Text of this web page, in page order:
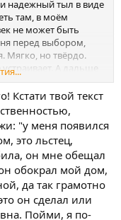
надежный тыл в виде
там, в моём
не может быть
перед выбором,
Мягко, но твёрдо.
А дальше
то я
Кстати твой текст
"у меня появился
это льстец,
он мне обещал
обокрал мой дом,
да так грамотно
он сделал или
Пойми, я по-